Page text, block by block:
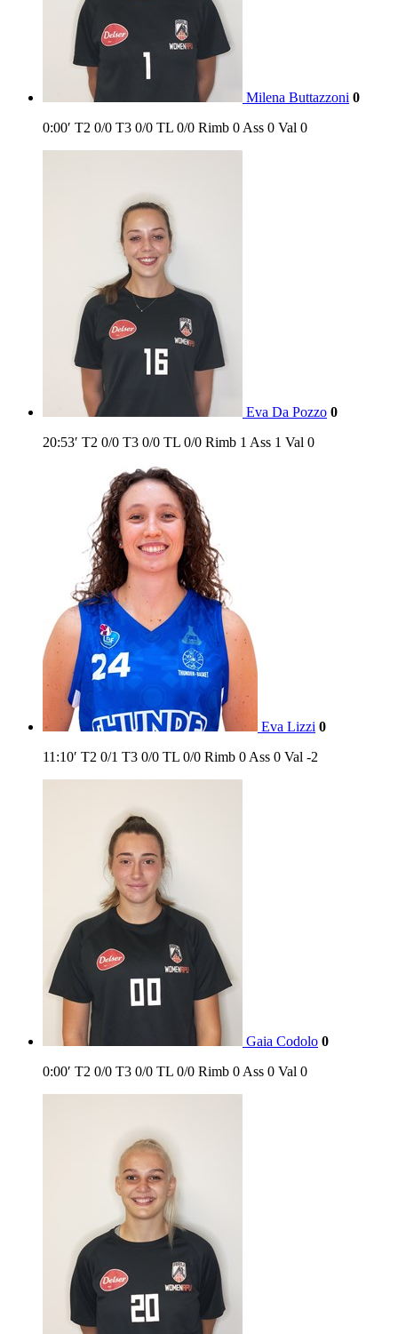
Milena Buttazzoni 0
0:00′ T2 0/0 T3 0/0 TL 0/0 Rimb 0 Ass 0 Val 0
Eva Da Pozzo 0
20:53′ T2 0/0 T3 0/0 TL 0/0 Rimb 1 Ass 1 Val 0
Eva Lizzi 0
11:10′ T2 0/1 T3 0/0 TL 0/0 Rimb 0 Ass 0 Val -2
Gaia Codolo 0
0:00′ T2 0/0 T3 0/0 TL 0/0 Rimb 0 Ass 0 Val 0